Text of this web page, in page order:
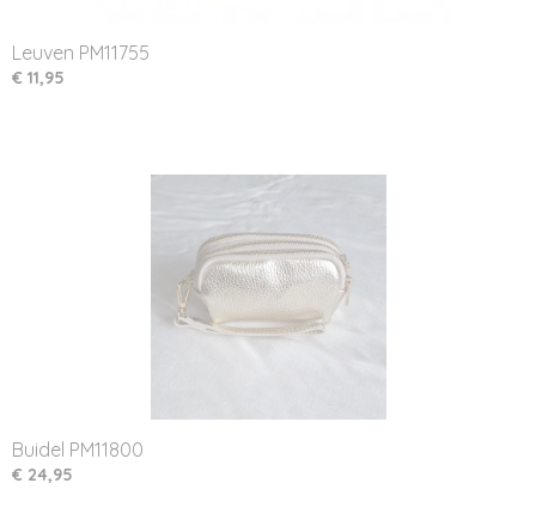
Leuven PM11755
€ 11,95
Buidel PM11800
€ 24,95